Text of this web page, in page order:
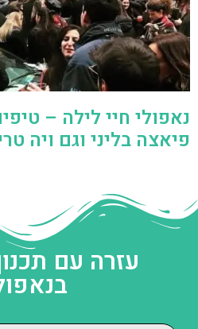
נאפולי חיי לילה –
פיאצה בליני וגם ויה
עזרה עם